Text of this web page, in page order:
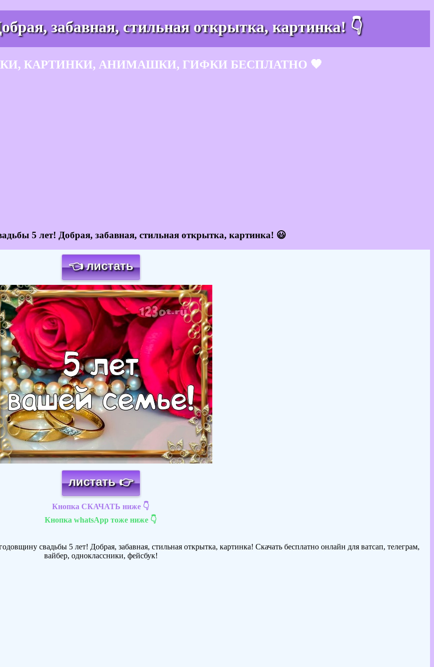
забавная, стильная открытка, картинка! 👇
КАРТИНКИ, АНИМАШКИ, ГИФКИ БЕСПЛАТНО 🧡
5 лет! Добрая, забавная, стильная открытка, картинка! 😃
👈 листать
Загрузка картинки...
листать 👉
Кнопка СКАЧАТЬ ниже 👇
Кнопка whatsApp тоже ниже 👇
свадьбы 5 лет! Добрая, забавная, стильная открытка, картинка! Скачать бесплатно онлайн для ватсап, телеграм,
вайбер, одноклассники, фейсбук!